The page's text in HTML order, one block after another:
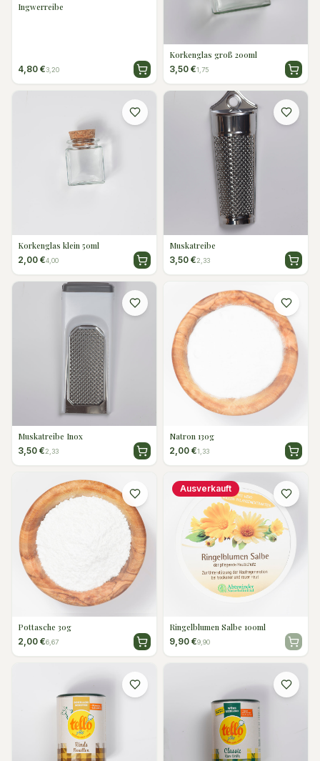
Ingwerreibe
4,80 €3,20
Korkenglas groß 200ml
3,50 €1,75
Korkenglas klein 50ml
2,00 €4,00
Muskatreibe
3,50 €2,33
Muskatreibe Inox
3,50 €2,33
Natron 130g
2,00 €1,33
Pottasche 30g
2,00 €6,67
Ausverkauft
Ringelblumen Salbe 100ml
9,90 €9,90